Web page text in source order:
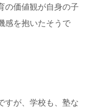
の価値観が自身の子
感を抱いたそうで
すが、学校も、塾な